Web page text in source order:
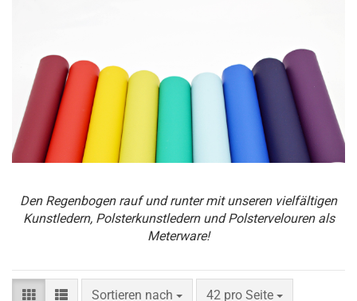
Den Regenbogen rauf und runter mit unseren vielfältigen
Kunstledern, Polsterkunstledern und Polstervelouren als
Meterware!
Sortieren nach
Sortieren nach 42 pro Seite
pro Seite